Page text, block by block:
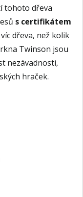
tohoto dřeva
s certifikátem
dřeva, než kolik
Twinson jsou
nezávadnosti,
hraček.